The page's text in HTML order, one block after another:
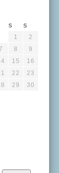
S S
1
2
8
9
15
16
22
23
29
30